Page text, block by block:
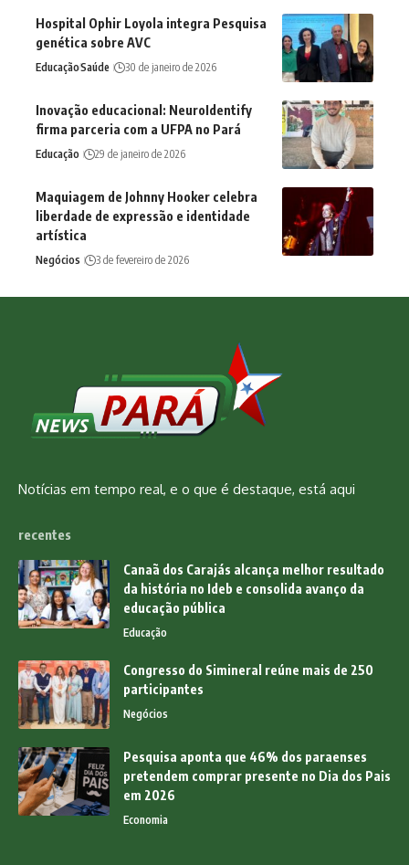
Hospital Ophir Loyola integra Pesquisa
genética sobre AVC
EducaçãoSaúde 30 de janeiro de 2026
Inovação educacional: NeuroIdentify
firma parceria com a UFPA no Pará
Educação 29 de janeiro de 2026
Maquiagem de Johnny Hooker celebra
liberdade de expressão e identidade
artística
Negócios 3 de fevereiro de 2026
Notícias em tempo real, e o que é destaque, está aqui
recentes
Canaã dos Carajás alcança melhor resultado
da história no Ideb e consolida avanço da
educação pública
Educação
Congresso do Simineral reúne mais de 250
participantes
Negócios
Pesquisa aponta que 46% dos paraenses
pretendem comprar presente no Dia dos Pais
em 2026
Economia